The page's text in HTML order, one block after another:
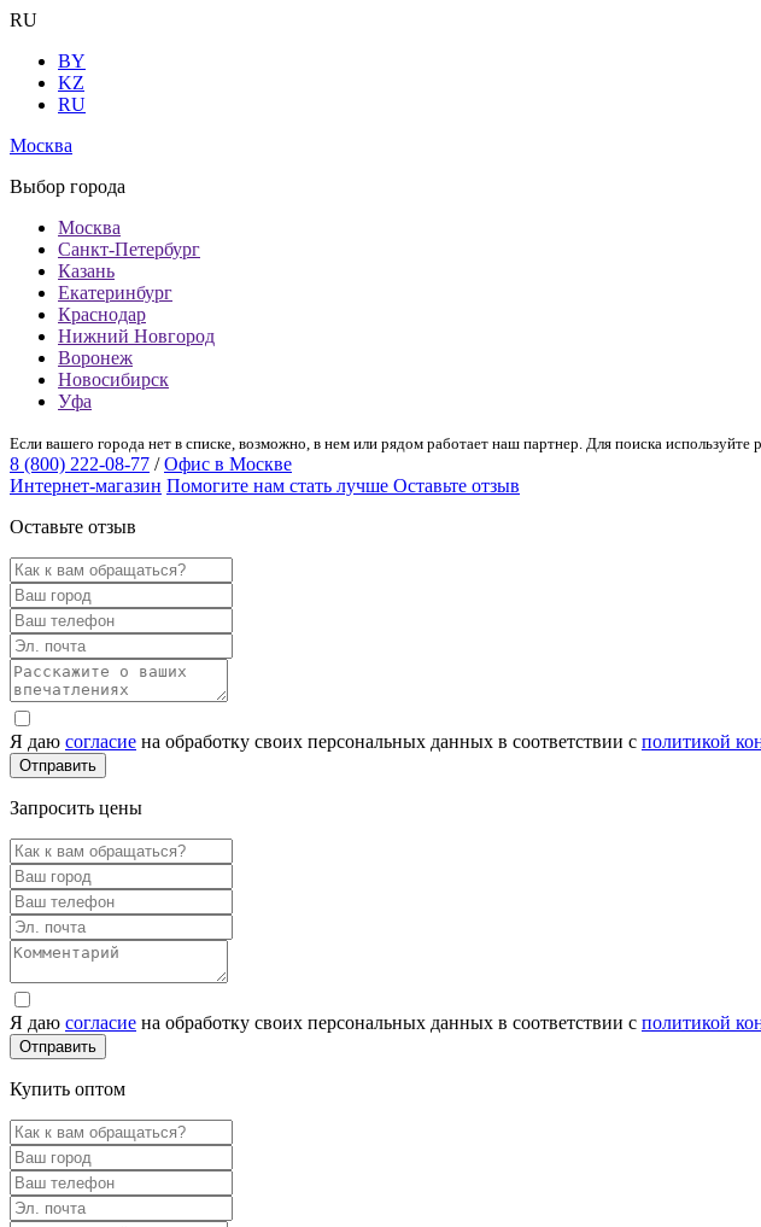
RU
BY
KZ
RU
Москва
Выбор города
Москва
Санкт-Петербург
Казань
Екатеринбург
Краснодар
Нижний Новгород
Воронеж
Новосибирск
Уфа
Если вашего города нет в списке, возможно, в нем или рядом работает наш партнер. Для поиска используйте
8 (800) 222-08-77 / Офис в Москве
Интернет-магазин Помогите нам стать лучше Оставьте отзыв
Оставьте отзыв
Я даю согласие на обработку своих персональных данных в соответствии с политикой
Запросить цены
Я даю согласие на обработку своих персональных данных в соответствии с политикой
Купить оптом